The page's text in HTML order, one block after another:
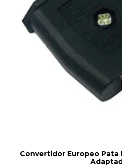
Convertidor Europeo Pata